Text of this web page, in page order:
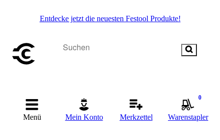
Entdecke jetzt die neuesten Festool Produkte!
Menü Mein Konto Merkzettel
0
Warenstapler